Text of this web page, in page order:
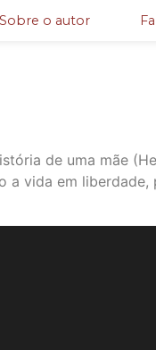
Sobre o autor
de uma mãe
vida em liberdade,